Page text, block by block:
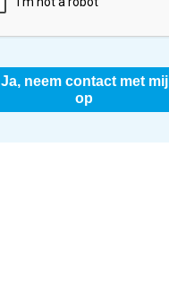
Ja, neem contact met mij
op